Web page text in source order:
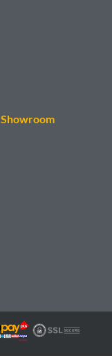
Showroom